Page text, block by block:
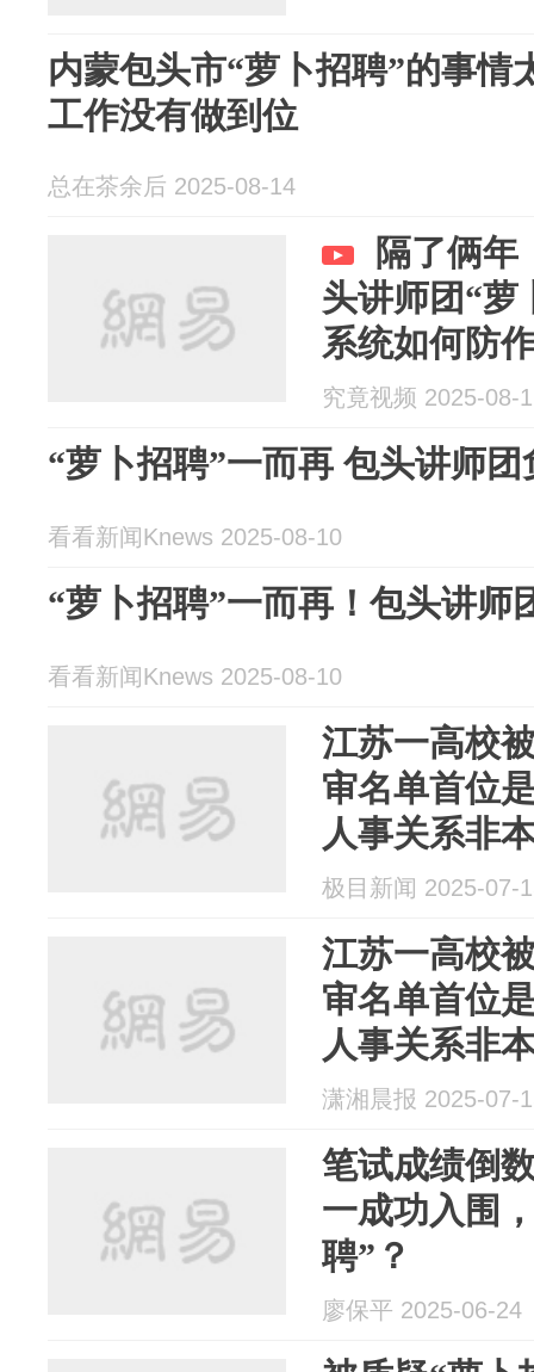
内蒙包头市“萝卜招聘”的事情
工作没有做到位
总在茶余后 2025-08-14
隔了俩年
头讲师团“萝
系统如何防
究竟视频 2025-08-
“萝卜招聘”一而再 包头讲师
看看新闻Knews 2025-08-10
“萝卜招聘”一而再！包头讲师
看看新闻Knews 2025-08-10
江苏一高校
审名单首位
人事关系非
极目新闻 2025-07-
江苏一高校
审名单首位
人事关系非
潇湘晨报 2025-07-
笔试成绩倒
一成功入围
聘”？
廖保平 2025-06-24